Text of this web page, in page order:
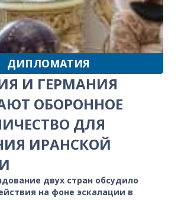
ДИПЛОМАТИЯ
И ГЕРМАНИЯ
ОБОРОННОЕ
ДЛЯ
ИРАНСКОЙ
двух стран обсудило
на фоне эскалации в